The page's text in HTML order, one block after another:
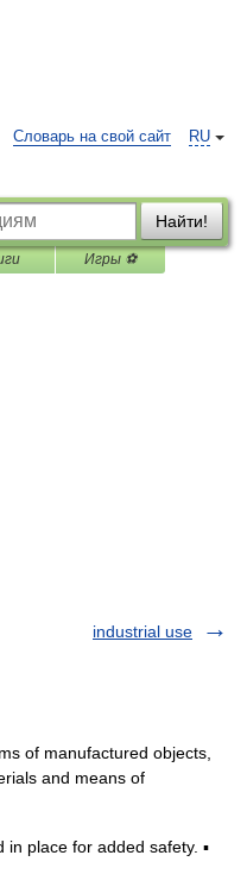
RU
Словарь на свой сайт
Найти!
Игры ⚽
industrial use
of manufactured objects,
and means of
place for added safety. ▪